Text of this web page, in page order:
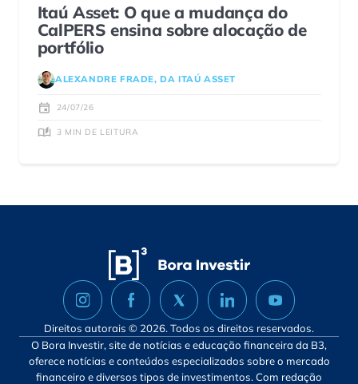
Itaú Asset: O que a mudança do
CalPERS ensina sobre alocação de
portfólio
ALEXANDRE FRADE, DA ITAÚ ASSET
24/07/26
3 MIN DE LEITURA
Direitos autorais © 2026. Todos os direitos reservados.
O Bora Investir, site de notícias e educação financeira da B3,
oferece notícias e conteúdos especializados sobre o mercado
financeiro e diversos tipos de investimentos. Com redação